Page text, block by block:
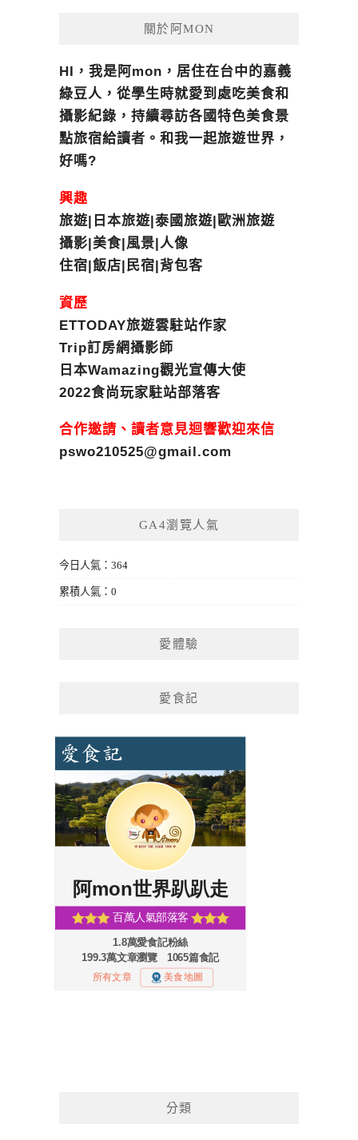
關於阿MON
HI，我是阿mon，居住在台中的嘉義
綠豆人，從學生時就愛到處吃美食和
攝影紀錄，持續尋訪各國特色美食景
點旅宿給讀者。和我一起旅遊世界，
好嗎?
興趣
旅遊|日本旅遊|泰國旅遊|歐洲旅遊
攝影|美食|風景|人像
住宿|飯店|民宿|背包客
資歷
ETTODAY旅遊雲駐站作家
Trip訂房網攝影師
日本Wamazing觀光宣傳大使
2022食尚玩家駐站部落客
合作邀請、讀者意見迴響歡迎來信
pswo210525@gmail.com
GA4瀏覽人氣
今日人氣：364
累積人氣：0
愛體驗
愛食記
分類